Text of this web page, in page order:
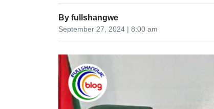
By fullshangwe
September 27, 2024 | 8:00 am